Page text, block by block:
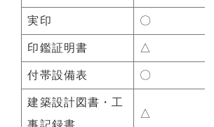
実印 〇
印鑑証明書 △
付帯設備表 〇
建築設計図書・工
事記録書
△